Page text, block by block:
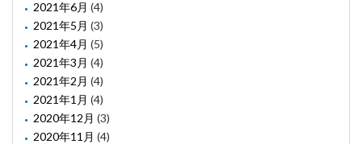
2021年6月 (4)
2021年5月 (3)
2021年4月 (5)
2021年3月 (4)
2021年2月 (4)
2021年1月 (4)
2020年12月 (3)
2020年11月 (4)